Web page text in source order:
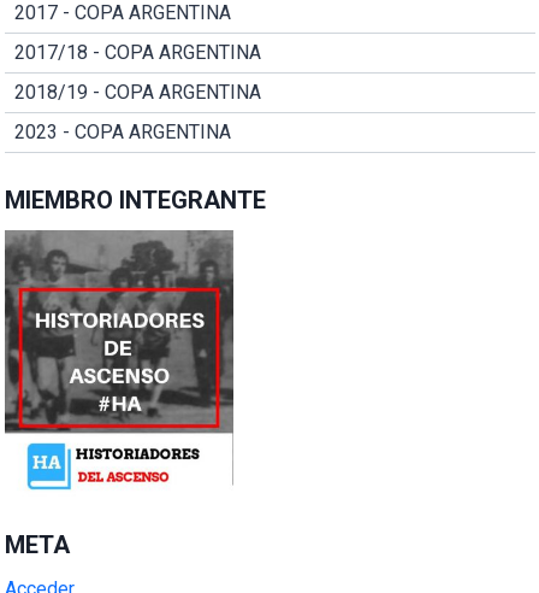
2017 - COPA ARGENTINA
2017/18 - COPA ARGENTINA
2018/19 - COPA ARGENTINA
2023 - COPA ARGENTINA
MIEMBRO INTEGRANTE
META